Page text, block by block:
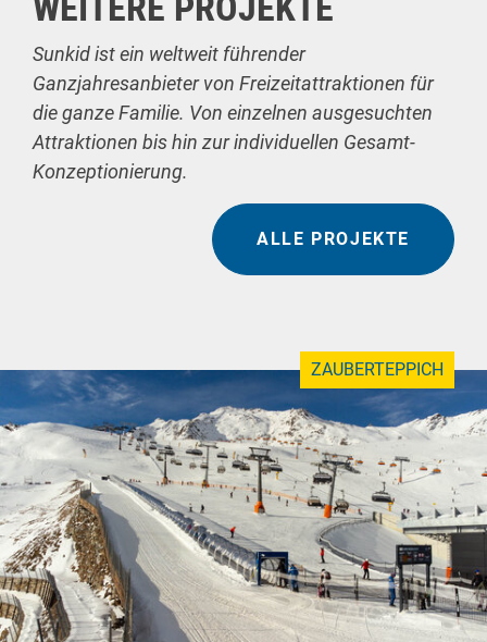
Sunkid ist ein weltweit führender
Ganzjahresanbieter von Freizeitattraktionen für
die ganze Familie. Von einzelnen ausgesuchten
Attraktionen bis hin zur individuellen Gesamt-
Konzeptionierung.
ALLE PROJEKTE
ZAUBERTEPPICH